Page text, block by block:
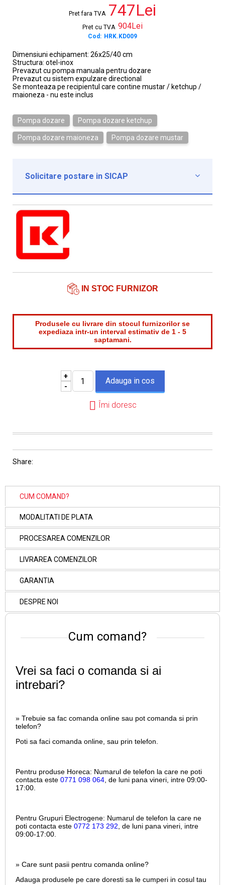
Pret fara TVA 747Lei
Pret cu TVA 904Lei
Cod: HRK.KD009
Dimensiuni echipament: 26x25/40 cm
Structura: otel-inox
Prevazut cu pompa manuala pentru dozare
Prevazut cu sistem expulzare directional
Se monteaza pe recipientul care contine mustar / ketchup /
maioneza - nu este inclus
Pompa dozare Pompa dozare ketchup
Pompa dozare maioneza Pompa dozare mustar
Solicitare postare in SICAP 
Institutie*
Nume contact*
Telefon*
IN STOC FURNIZOR
Produsele cu livrare din stocul furnizorilor se
expediaza intr-un interval estimativ de 1 - 5
saptamani.
+
-
Îmi doresc
Share:
CUM COMAND?
MODALITATI DE PLATA
PROCESAREA COMENZILOR
LIVRAREA COMENZILOR
GARANTIA
DESPRE NOI
Cum comand?
Vrei sa faci o comanda si ai
intrebari?
» Trebuie sa fac comanda online sau pot comanda si prin
telefon?
Poti sa faci comanda online, sau prin telefon.
Pentru produse Horeca: Numarul de telefon la care ne poti
contacta este 0771 098 064, de luni pana vineri, intre 09:00-
17:00.
Pentru Grupuri Electrogene: Numarul de telefon la care ne
poti contacta este 0772 173 292, de luni pana vineri, intre
09:00-17:00.
» Care sunt pasii pentru comanda online?
Adauga produsele pe care doresti sa le cumperi in cosul tau